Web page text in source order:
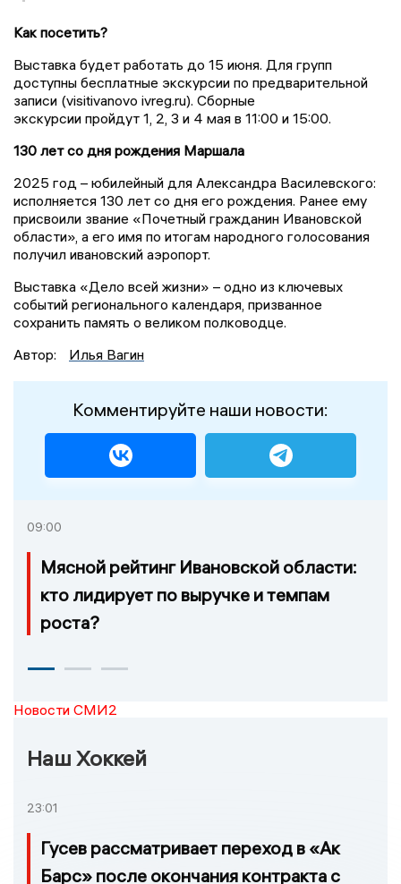
Как посетить?
Выставка будет работать до 15 июня. Для групп
доступны бесплатные экскурсии по предварительной
записи (visitivanovo ivreg.ru). Сборные
экскурсии пройдут 1, 2, 3 и 4 мая в 11:00 и 15:00.
130 лет со дня рождения Маршала
2025 год – юбилейный для Александра Василевского:
исполняется 130 лет со дня его рождения. Ранее ему
присвоили звание «Почетный гражданин Ивановской
области», а его имя по итогам народного голосования
получил ивановский аэропорт.
Выставка «Дело всей жизни» – одно из ключевых
событий регионального календаря, призванное
сохранить память о великом полководце.
Автор:
Илья Вагин
Комментируйте наши новости:
09:00
Мясной рейтинг Ивановской области:
кто лидирует по выручке и темпам
роста?
Новости СМИ2
Наш Хоккей
23:01
Гусев рассматривает переход в «Ак
Барс» после окончания контракта с